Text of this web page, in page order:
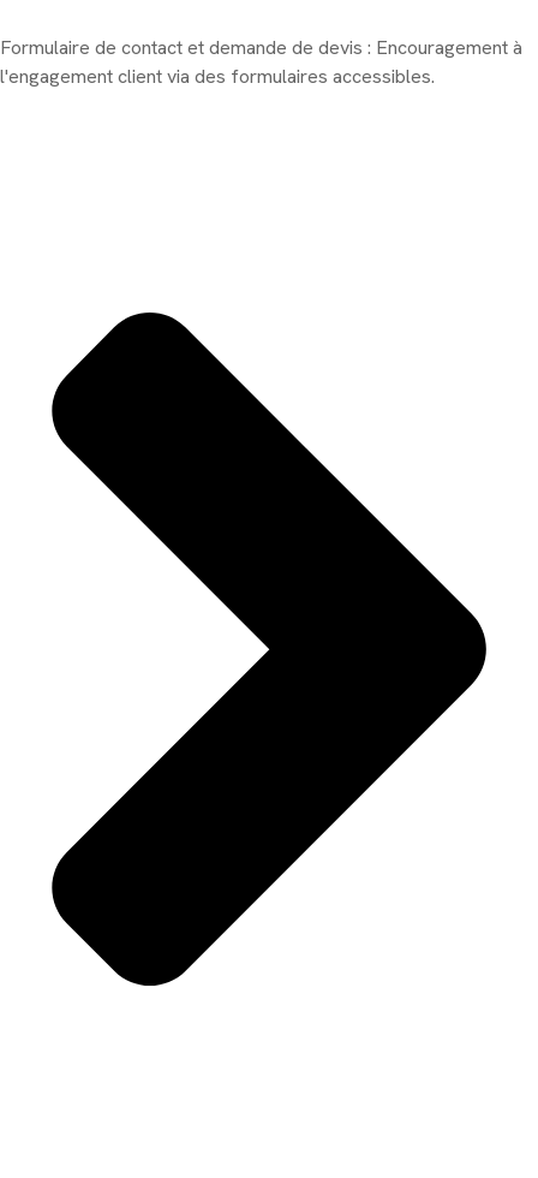
Formulaire de contact et demande de devis : Encouragement à
l'engagement client via des formulaires accessibles.